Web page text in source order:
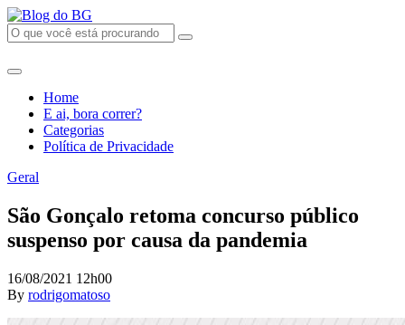
Home
E ai, bora correr?
Categorias
Política de Privacidade
Geral
São Gonçalo retoma concurso público
suspenso por causa da pandemia
16/08/2021 12h00
By rodrigomatoso